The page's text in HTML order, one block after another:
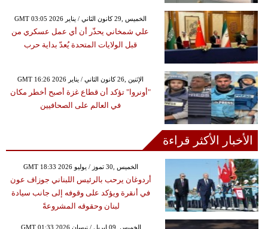
GMT 03:05 2026 الخميس ,29 كانون الثاني / يناير
علي شمخاني يحذّر أن أي عمل عسكري من
قبل الولايات المتحدة يُعدّ بداية حرب
GMT 16:26 2026 الإثنين ,26 كانون الثاني / يناير
"أونروا" تؤكد أن قطاع غزة أصبح أخطر مكان
في العالم على الصحافيين
الأخبار الأكثر قراءة
GMT 18:33 2026 الخميس ,30 تموز / يوليو
أردوغان يرحب بالرئيس اللبناني جوزاف عون
في أنقرة ويؤكد على وقوفه إلى جانب سيادة
لبنان وحقوقه المشروعةً
GMT 01:33 2026 الخميس ,09 إبريل / نيسان